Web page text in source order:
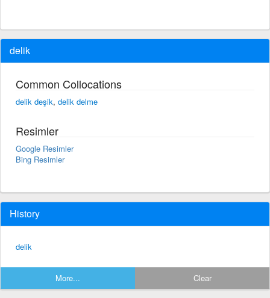
delik
Common Collocations
delik deşik, delik delme
Resimler
Google Resimler
Bing Resimler
History
delik
More... Clear